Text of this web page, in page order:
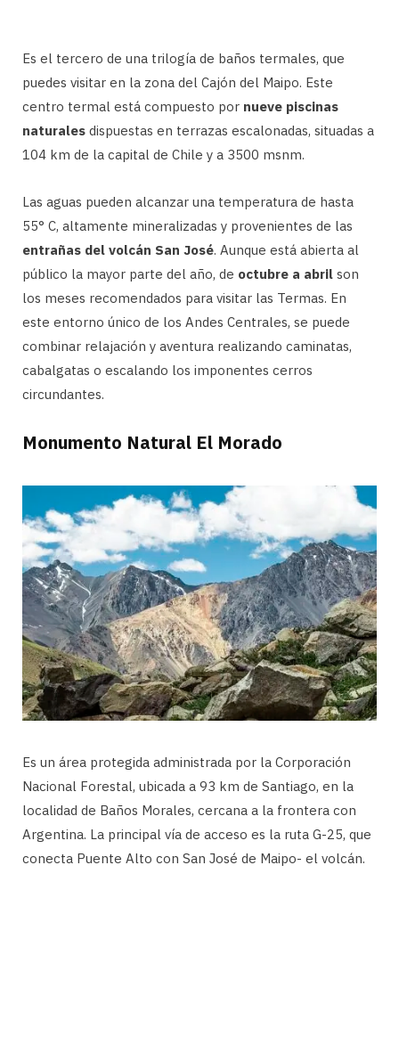
Es el tercero de una trilogía de baños termales, que
puedes visitar en la zona del Cajón del Maipo. Este
centro termal está compuesto por nueve piscinas
naturales dispuestas en terrazas escalonadas, situadas a
104 km de la capital de Chile y a 3500 msnm.
Las aguas pueden alcanzar una temperatura de hasta
55° C, altamente mineralizadas y provenientes de las
entrañas del volcán San José. Aunque está abierta al
público la mayor parte del año, de octubre a abril son
los meses recomendados para visitar las Termas. En
este entorno único de los Andes Centrales, se puede
combinar relajación y aventura realizando caminatas,
cabalgatas o escalando los imponentes cerros
circundantes.
Monumento Natural El Morado
Es un área protegida administrada por la Corporación
Nacional Forestal, ubicada a 93 km de Santiago, en la
localidad de Baños Morales, cercana a la frontera con
Argentina. La principal vía de acceso es la ruta G-25, que
conecta Puente Alto con San José de Maipo- el volcán.